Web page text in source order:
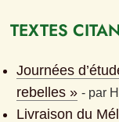
TEXTES
Journées
rebelles » - par
Livraison du